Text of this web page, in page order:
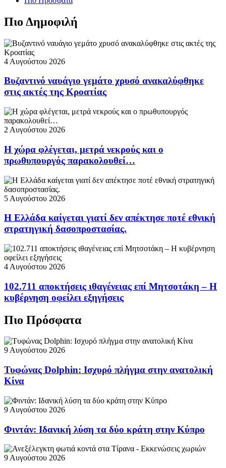
Πιο Δημοφιλή
4 Αυγούστου 2026
Βυζαντινό ναυάγιο γεμάτο χρυσό ανακαλύφθηκε
στις ακτές της Κροατίας
2 Αυγούστου 2026
Η χώρα φλέγεται, μετρά νεκρούς και ο
πρωθυπουργός παρακολουθεί…
5 Αυγούστου 2026
Η Ελλάδα καίγεται γιατί δεν απέκτησε ποτέ εθνική
στρατηγική δασοπροστασίας.
4 Αυγούστου 2026
102.711 αποκτήσεις ιθαγένειας επί Μητσοτάκη – Η
κυβέρνηση οφείλει εξηγήσεις
Πιο Πρόσφατα
9 Αυγούστου 2026
Τυφώνας Dolphin: Ισχυρό πλήγμα στην ανατολική
Κίνα
9 Αυγούστου 2026
Φιντάν: Ιδανική λύση τα δύο κράτη στην Κύπρο
9 Αυγούστου 2026